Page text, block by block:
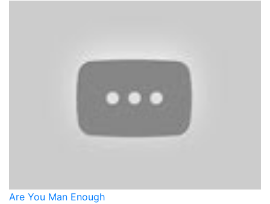
Are You Man Enough